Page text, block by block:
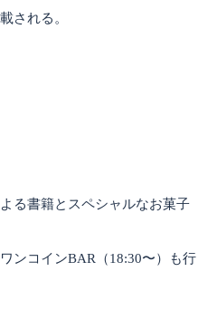
される。
る書籍とスペシャルなお菓子
ンコインBAR（18:30〜）も行